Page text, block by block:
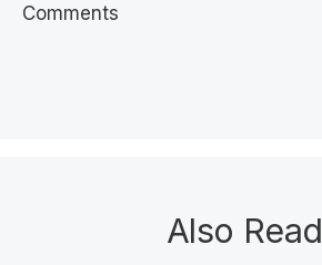
Comments
Also Read